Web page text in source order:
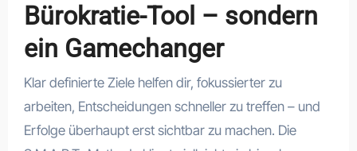
Bürokratie-Tool – sondern
ein Gamechanger
Klar definierte Ziele helfen dir, fokussierter zu
arbeiten, Entscheidungen schneller zu treffen – und
Erfolge überhaupt erst sichtbar zu machen. Die